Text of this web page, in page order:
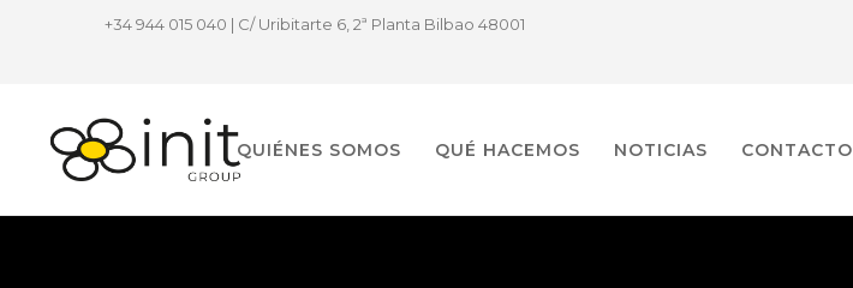
+34 944 015 040 | C/ Uribitarte 6, 2ª Planta Bilbao 48001
QUIÉNES SOMOS QUÉ HACEMOS NOTICIAS CONTACTO